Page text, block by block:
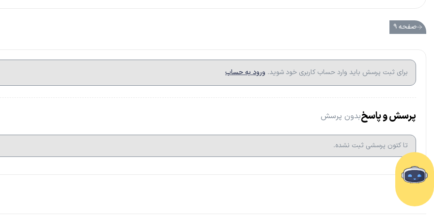
صفحه ۹
برای ثبت پرسش باید وارد حساب کاربری خود شوید. ورود به حساب
پرسش و پاسخبدون پرسش
تا کتون پرسشی ثبت نشده.